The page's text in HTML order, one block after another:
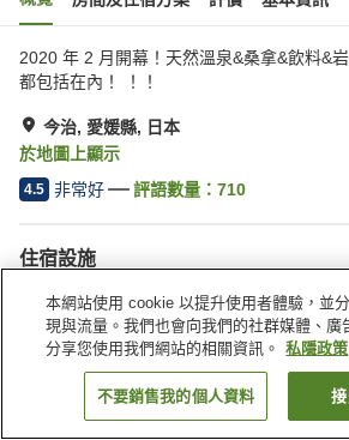
2020 年 2 月開幕！天然溫泉&桑拿&飲料&
都包括在內！ ！！
今治, 愛媛縣, 日本
於地圖上顯示
4.5 非常好 評語數量： 710
住宿設施
停車場
按摩浴缸
桑拿
水療/美
找客房
本網站使用 cookie 以提升使用者體驗，並
現與流量。我們也會向我們的社群媒體、廣
分享您使用我們網站的相關資訊。
私隱政策
不要銷售我的個人資料